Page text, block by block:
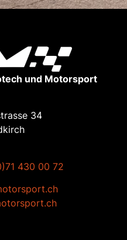
und Motorsport
34
430 00 72